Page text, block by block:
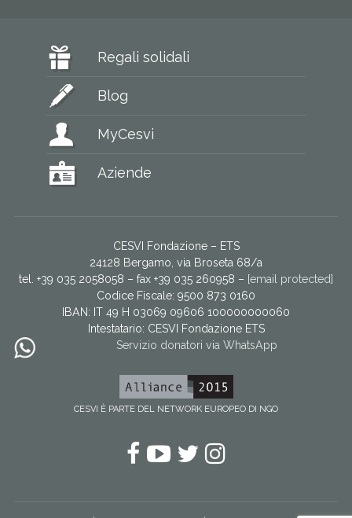
Regali solidali
Blog
MyCesvi
Aziende
CESVI Fondazione – ETS
24128 Bergamo, via Broseta 68/a
tel. +39 035 2058058 – fax +39 035 260958 – [email protected]
Codice Fiscale: 9500 873 0160
IBAN: IT 49 H 03069 09606 100000000060
Intestatario: CESVI Fondazione ETS
Servizio donatori via WhatsApp
CESVI È PARTE DEL NETWORK EUROPEO DI NGO
Facebook
YouTube
Twitter
Instagram